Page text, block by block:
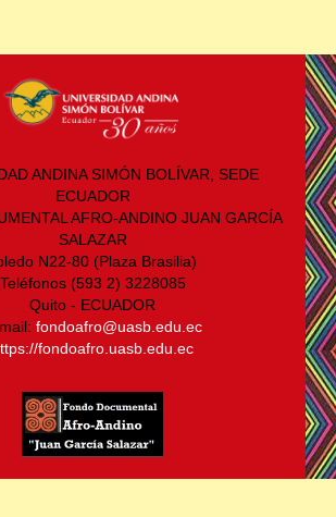
ANDINA SIMÓN BOLÍVAR, SEDE
ECUADOR
AFRO-ANDINO JUAN GARCÍA
SALAZAR
N22-80 (Plaza Brasilia)
Teléfonos (593 2) 3228085
Quito - ECUADOR
fondoafro@uasb.edu.ec
fondoafro.uasb.edu.ec